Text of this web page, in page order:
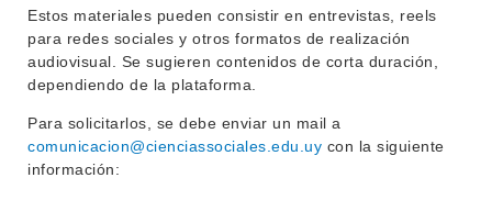
Estos materiales pueden consistir en entrevistas, reels
para redes sociales y otros formatos de realización
audiovisual. Se sugieren contenidos de corta duración,
dependiendo de la plataforma.
Para solicitarlos, se debe enviar un mail a
comunicacion@cienciassociales.edu.uy con la siguiente
información: